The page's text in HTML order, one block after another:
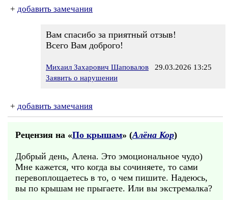
+ добавить замечания
Вам спасибо за приятный отзыв!
Всего Вам доброго!
Михаил Захарович Шаповалов 29.03.2026 13:25
Заявить о нарушении
+ добавить замечания
Рецензия на «По крышам» (Алёна Кор)
Добрый день, Алена. Это эмоциональное чудо)
Мне кажется, что когда вы сочиняете, то сами
перевоплощаетесь в то, о чем пишите. Надеюсь,
вы по крышам не прыгаете. Или вы экстремалка?